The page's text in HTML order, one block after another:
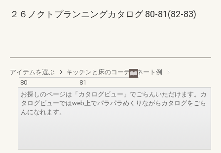
２６ノクトプランニングカタログ 80-81(82-83)
アイテムを選ぶ
キッチンと床のコーディネート例
80
81
お探しのページは「カタログビュー」でごらんいただけます。カ
タログビューではweb上でパラパラめくりながらカタログをごら
んになれます。